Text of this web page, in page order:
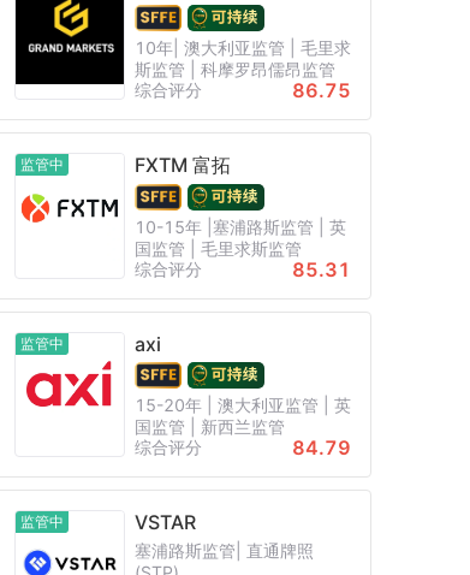
10年| 澳大利亚监管 | 毛里求
斯监管 | 科摩罗昂儒昂监管
综合评分
86.75
监管中 FXTM 富拓
10-15年 |塞浦路斯监管 | 英
国监管 | 毛里求斯监管
综合评分
85.31
监管中 axi
15-20年 | 澳大利亚监管 | 英
国监管 | 新西兰监管
综合评分
84.79
监管中 VSTAR
塞浦路斯监管| 直通牌照